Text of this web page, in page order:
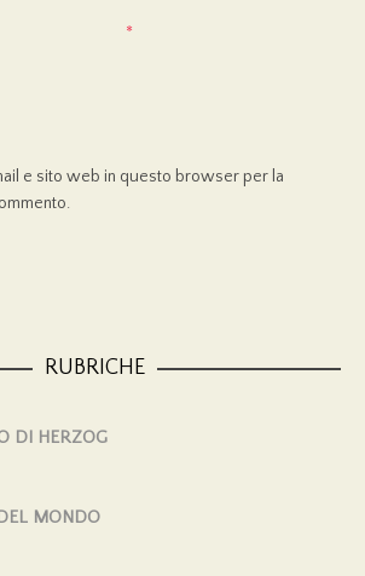
*
e sito web in questo browser per la
RUBRICHE
DI HERZOG
MONDO